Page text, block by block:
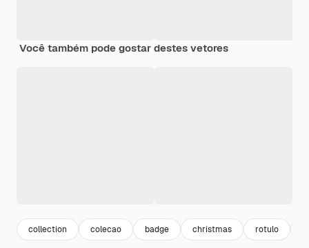
Você também pode gostar destes vetores
collection colecao badge christmas rotulo